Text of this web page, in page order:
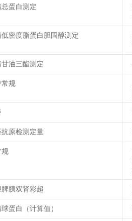
总蛋白测定
低密度脂蛋白胆固醇测定
甘油三酯测定
常规
抗原检测定量
规
脾胰双肾彩超
球蛋白（计算值）